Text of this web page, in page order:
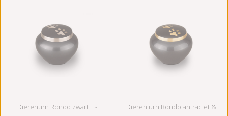
Dierenurn Rondo zwart L - Dieren urn Rondo antraciet &